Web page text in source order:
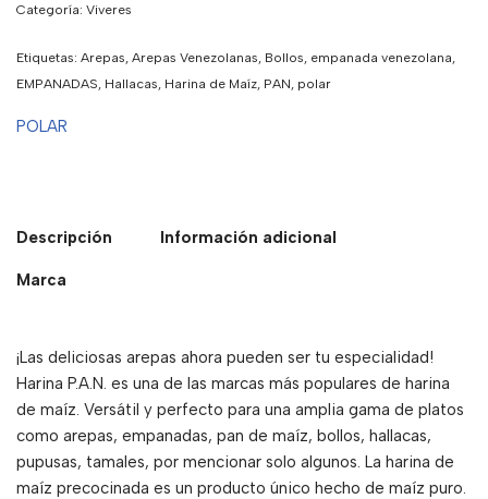
Categoría: Viveres
Etiquetas: Arepas, Arepas Venezolanas, Bollos, empanada venezolana,
EMPANADAS, Hallacas, Harina de Maíz, PAN, polar
POLAR
Descripción Información adicional
Marca
¡Las deliciosas arepas ahora pueden ser tu especialidad!
Harina P.A.N. es una de las marcas más populares de harina
de maíz. Versátil y perfecto para una amplia gama de platos
como arepas, empanadas, pan de maíz, bollos, hallacas,
pupusas, tamales, por mencionar solo algunos. La harina de
maíz precocinada es un producto único hecho de maíz puro.